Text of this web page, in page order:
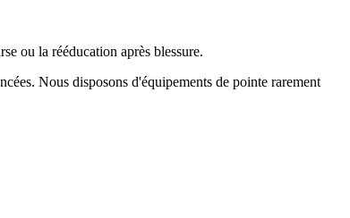
ou la rééducation après blessure.
Nous disposons d'équipements de pointe rarement